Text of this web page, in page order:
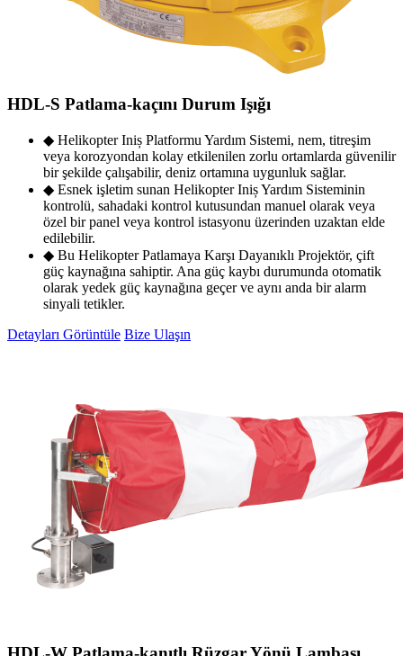
HDL-S Patlama-kaçını Durum Işığı
◆ Helikopter Iniș Platformu Yardım Sistemi, nem, titreşim
veya korozyondan kolay etkilenilen zorlu ortamlarda güvenilir
bir şekilde çalışabilir, deniz ortamına uygunluk sağlar.
◆ Esnek işletim sunan Helikopter Iniș Yardım Sisteminin
kontrolü, sahadaki kontrol kutusundan manuel olarak veya
özel bir panel veya kontrol istasyonu üzerinden uzaktan elde
edilebilir.
◆ Bu Helikopter Patlamaya Karşı Dayanıklı Projektör, çift
güç kaynağına sahiptir. Ana güç kaybı durumunda otomatik
olarak yedek güç kaynağına geçer ve aynı anda bir alarm
sinyali tetikler.
Detayları Görüntüle Bize Ulaşın